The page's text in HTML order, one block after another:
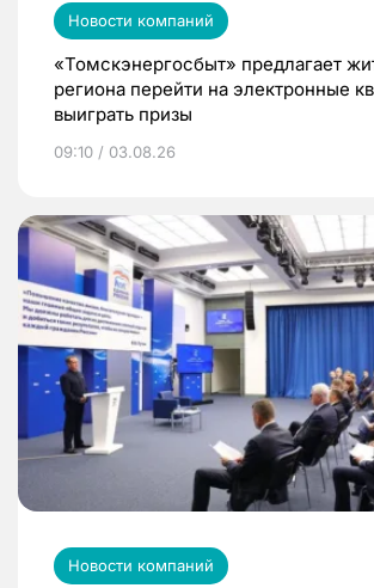
Новости компаний
«Томскэнергосбыт» предлагает
региона перейти на электронные
выиграть призы
09:10 / 03.08.26
Новости компаний